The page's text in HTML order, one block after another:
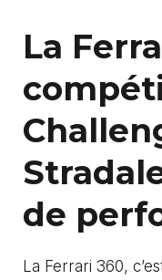
La
de
La Ferrari 360,